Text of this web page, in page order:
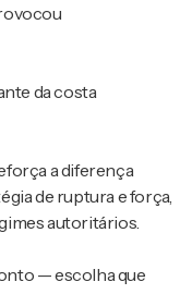
da costa
a diferença
de ruptura e força,
autoritários.
— escolha que